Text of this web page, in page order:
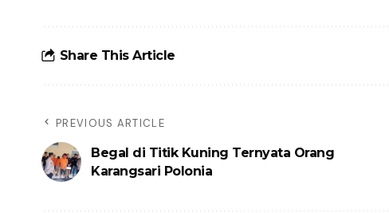
Share This Article
PREVIOUS ARTICLE
Begal di Titik Kuning Ternyata Orang
Karangsari Polonia